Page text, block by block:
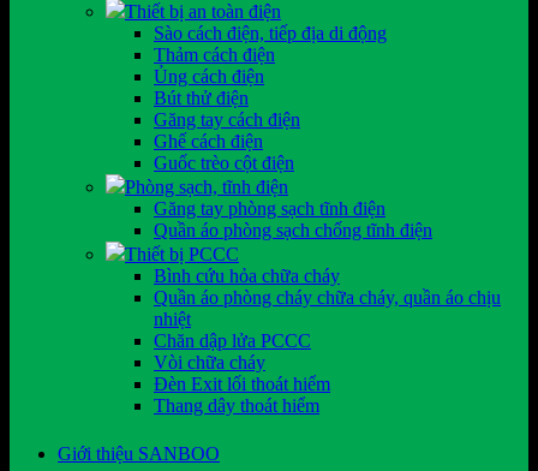
Thiết bị an toàn điện
Sào cách điện, tiếp địa di động
Thảm cách điện
Ủng cách điện
Bút thử điện
Găng tay cách điện
Ghế cách điện
Guốc trèo cột điện
Phòng sạch, tĩnh điện
Găng tay phòng sạch tĩnh điện
Quần áo phòng sạch chống tĩnh điện
Thiết bị PCCC
Bình cứu hỏa chữa cháy
Quần áo phòng cháy chữa cháy, quần áo chịu
nhiệt
Chăn dập lửa PCCC
Vòi chữa cháy
Đèn Exit lối thoát hiểm
Thang dây thoát hiểm
Giới thiệu SANBOO